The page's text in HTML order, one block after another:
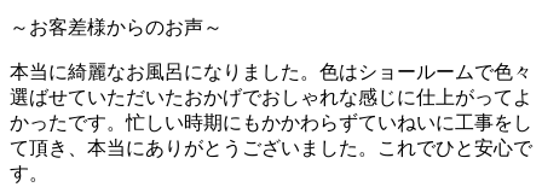
～お客差様からのお声～
本当に綺麗なお風呂になりました。色はショールームで色々
選ばせていただいたおかげでおしゃれな感じに仕上がってよ
かったです。忙しい時期にもかかわらずていねいに工事をし
て頂き、本当にありがとうございました。これでひと安心で
す。